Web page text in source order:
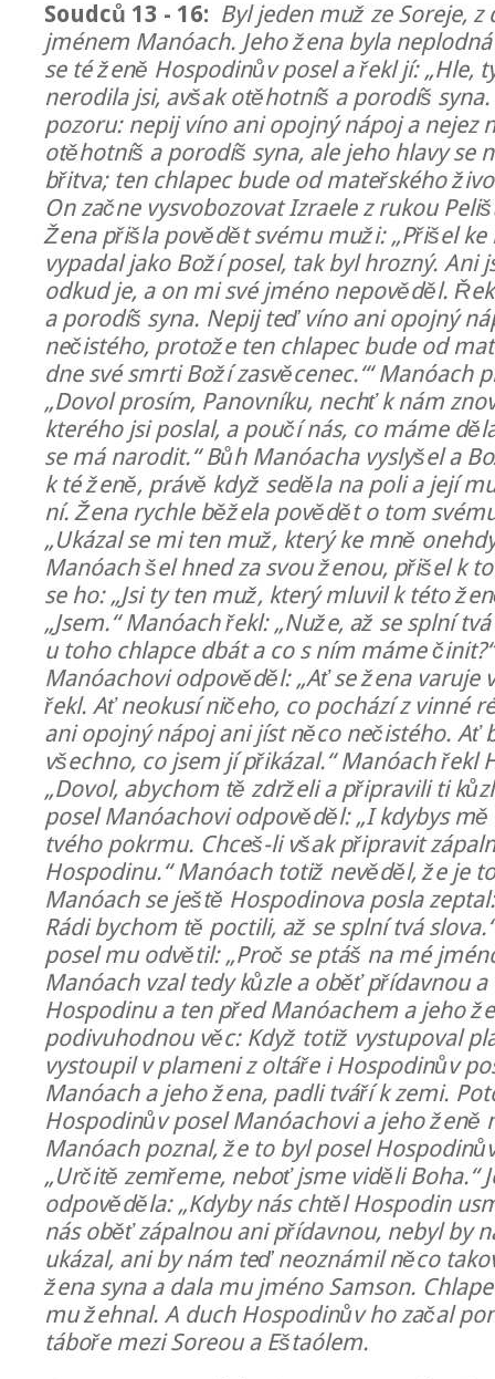
Soudců 13 - 16: Byl jeden muž ze Soreje, z
jménem Manóach. Jeho žena byla
se té ženě Hospodinův posel a řekl jí: „Hle,
nerodila jsi, avšak otěhotníš a porodíš
pozoru: nepij víno ani opojný nápoj a nejez
otěhotníš a porodíš syna, ale jeho hlavy se
břitva; ten chlapec bude od mateřského
On začne vysvobozovat Izraele z rukou
Žena přišla povědět svému muži: „Přišel
vypadal jako Boží posel, tak byl hrozný. Ani
odkud je, a on mi své jméno nepověděl.
a porodíš syna. Nepij teď víno ani opojný
nečistého, protože ten chlapec bude od
dne své smrti Boží zasvěcenec.‘“ Manóach
„Dovol prosím, Panovníku, nechť k nám
kterého jsi poslal, a poučí nás, co máme
se má narodit.“ Bůh Manóacha vyslyšel a
k té ženě, právě když seděla na poli a její
ní. Žena rychle běžela povědět o tom
„Ukázal se mi ten muž, který ke mně
Manóach šel hned za svou ženou, přišel k
se ho: „Jsi ty ten muž, který mluvil k této
„Jsem.“ Manóach řekl: „Nuže, až se splní
u toho chlapce dbát a co s ním máme
Manóachovi odpověděl: „Ať se žena varuje
řekl. Ať neokusí ničeho, co pochází z vinné
ani opojný nápoj ani jíst něco nečistého. Ať
všechno, co jsem jí přikázal.“ Manóach řekl
„Dovol, abychom tě zdrželi a připravili ti
posel Manóachovi odpověděl: „I kdybys
tvého pokrmu. Chceš-li však připravit
Hospodinu.“ Manóach totiž nevěděl, že je
Manóach se ještě Hospodinova posla
Rádi bychom tě poctili, až se splní tvá
posel mu odvětil: „Proč se ptáš na mé
Manóach vzal tedy kůzle a oběť přídavnou
Hospodinu a ten před Manóachem a jeho
podivuhodnou věc: Když totiž vystupoval
vystoupil v plameni z oltáře i Hospodinův
Manóach a jeho žena, padli tváří k zemi.
Hospodinův posel Manóachovi a jeho ženě
Manóach poznal, že to byl posel
„Určitě zemřeme, neboť jsme viděli Boha.“
odpověděla: „Kdyby nás chtěl Hospodin
nás oběť zápalnou ani přídavnou, nebyl by
ukázal, ani by nám teď neoznámil něco
žena syna a dala mu jméno Samson.
mu žehnal. A duch Hospodinův ho začal
táboře mezi Soreou a Eštaólem.